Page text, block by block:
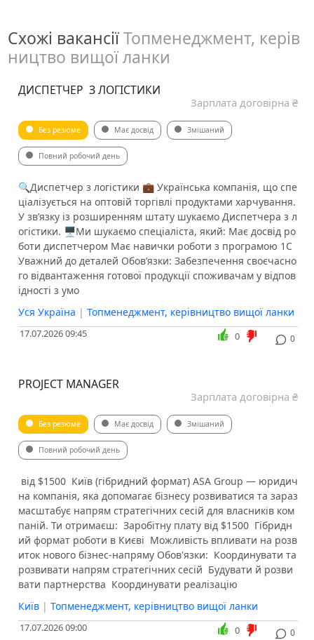
Схожі вакансіїТопменеджмент, керів
ництво вищої ланки
ДИСПЕТЧЕР З ЛОГІСТИКИ️
Зарплата договірна ₴
Без резюме Має досвід Змішаний
Повний робочий день
🔍Диспетчер з логістики️ 💼 Українська компанія, що спе
ціалізується на оптовій торгівлі продуктами харчування.
У зв’язку із розширенням штату шукаємо Диспетчера з л
огістики. 🖥Ми шукаємо спеціаліста, який: Має досвід ро
боти диспетчером Має навички роботи з програмою 1С
Уважний до деталей ️Обов’язки: Забезпечення своєчасно
го відвантаження готової продукції споживачам у відпов
ідності з умо
Уся Україна | Топменеджмент, керівництво вищої ланки
17.07.2026 09:45 0
0
PROJECT MANAGER
Зарплата договірна ₴
Без резюме Має досвід Змішаний
Повний робочий день
️ від $1500 ️ Київ (гібридний формат) ASA Group — юридич
на компанія, яка допомагає бізнесу розвиватися та зараз
масштабує напрям стратегічних сесій для власників ком
паній. Ти отримаєш: ️ Заробітну плату від $1500 ️ Гібридн
ий формат роботи в Києві ️ Можливість впливати на розв
иток нового бізнес-напряму Обов'язки: ️ Координувати та
розвивати напрям стратегічних сесій ️ Будувати й розви
вати партнерства ️ Координувати реалізацію
Київ | Топменеджмент, керівництво вищої ланки
17.07.2026 09:00 0
0